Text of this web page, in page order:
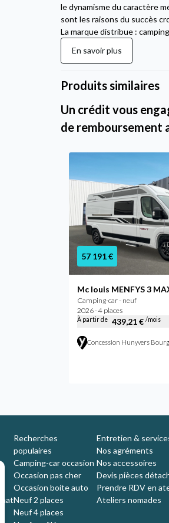
le dynamisme du caractère
sont les raisons du succès
La marque distribue :
En savoir plus
Produits similaires
Un crédit vous
de remboursement
57 191 €
Mc louis MENFYS 3
Camping-car - neuf
2026 - 4 places
À partir de 439,21 € /mois
Concession Hunyvers
Recherches
populaires
Camping-car occasion
Occasion pas cher
Occasion boite auto
Neuf 2 places
Neuf 4 places
Entretien &
Nos agréments
Nos accessoires
Devis pièces
Prendre RDV en
Ateliers nomades